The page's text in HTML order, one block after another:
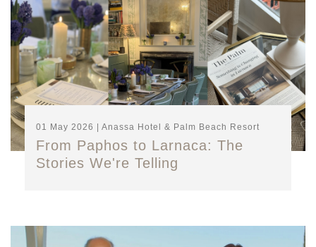
01 May 2026 | Anassa Hotel & Palm Beach Resort
From Paphos to Larnaca: The
Stories We're Telling